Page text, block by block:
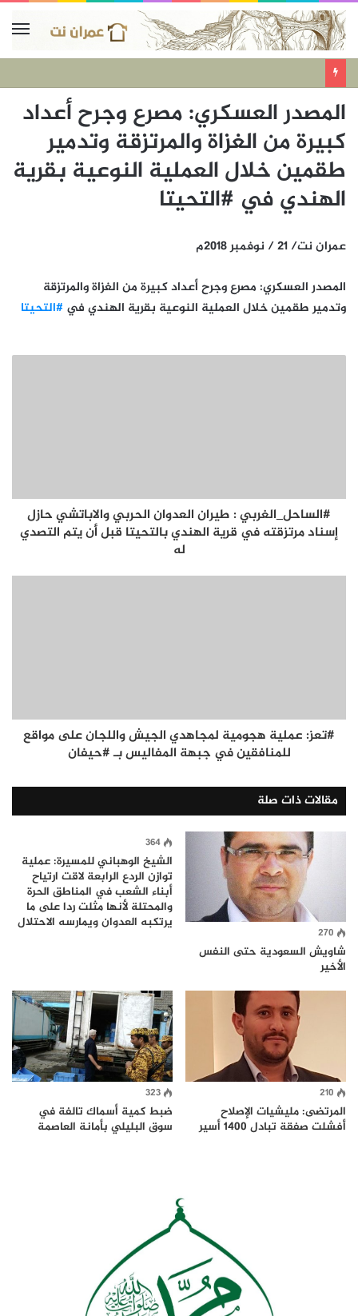
المصدر العسكري: مصرع وجرح أعداد
كبيرة من الغزاة والمرتزقة وتدمير
طقمين خلال العملية النوعية بقرية
الهندي في #التحيتا
عمران نت/ 21 / نوفمبر 2018م
المصدر العسكري: مصرع وجرح أعداد كبيرة من الغزاة والمرتزقة
وتدمير طقمين خلال العملية النوعية بقرية الهندي في #التحيتا
#الساحل_الغربي : طيران العدوان الحربي والاباتشي حازل
إسناد مرتزقته في قرية الهندي بالتحيتا قبل أن يتم التصدي
له
#تعز: عملية هجومية لمجاهدي الجيش واللجان على مواقع
للمنافقين في جبهة المفاليس بـ #حيفان
مقالات ذات صلة
270
شاويش السعودية حتى النفس
الأخير
364
الشيخ الوهباني للمسيرة: عملية
توازن الردع الرابعة لاقت ارتياح
أبناء الشعب في المناطق الحرة
والمحتلة لأنها مثلت ردا على ما
يرتكبه العدوان ويمارسه الاحتلال
210
المرتضى: مليشيات الإصلاح
أفشلت صفقة تبادل 1400 أسير
323
ضبط كمية أسماك تالفة في
سوق البليلي بأمانة العاصمة